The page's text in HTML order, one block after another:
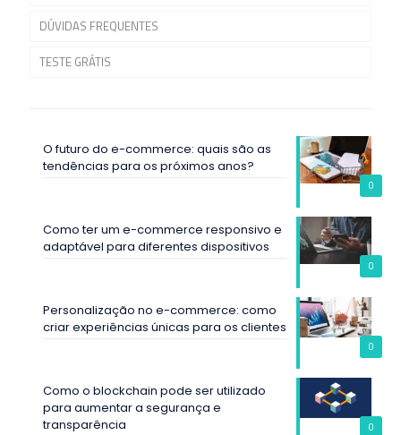
DÚVIDAS FREQUENTES
TESTE GRÁTIS
0
O futuro do e-commerce: quais são as
tendências para os próximos anos?
0
Como ter um e-commerce responsivo e
adaptável para diferentes dispositivos
0
Personalização no e-commerce: como
criar experiências únicas para os clientes
0
Como o blockchain pode ser utilizado
para aumentar a segurança e
transparência